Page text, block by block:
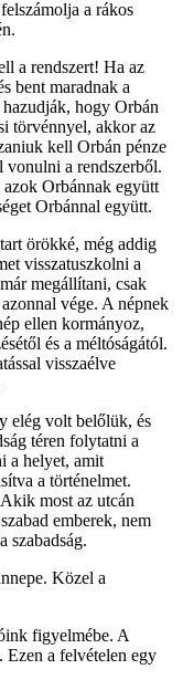
a rákos
a rendszert! Ha az
bent maradnak a
hogy Orbán
törvénnyel, akkor az
kell Orbán pénze
a rendszerből.
Orbánnak együtt
Orbánnal együtt.
örökké, még addig
visszatuszkolni a
megállítani, csak
vége. A népnek
ellen kormányoz,
és a méltóságától.
visszaélve
elég volt belőlük, és
téren folytatni a
a helyet, amit
a történelmet.
most az utcán
emberek, nem
szabadság.
Közel a
figyelmébe. A
Ezen a felvételen egy